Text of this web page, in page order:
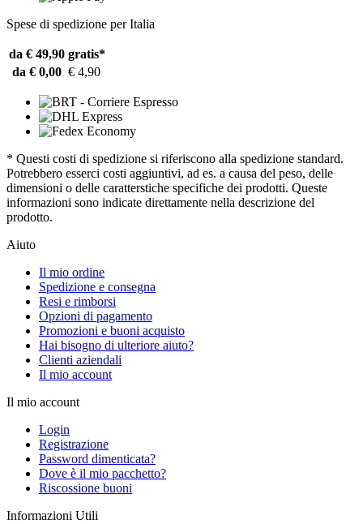
Spese di spedizione per Italia
da € 49,90 gratis*
da € 0,00 € 4,90
* Questi costi di spedizione si riferiscono alla spedizione standard.
Potrebbero esserci costi aggiuntivi, ad es. a causa del peso, delle
dimensioni o delle caratterstiche specifiche dei prodotti. Queste
informazioni sono indicate direttamente nella descrizione del
prodotto.
Aiuto
Il mio ordine
Spedizione e consegna
Resi e rimborsi
Opzioni di pagamento
Promozioni e buoni acquisto
Hai bisogno di ulteriore aiuto?
Clienti aziendali
Il mio account
Il mio account
Login
Registrazione
Password dimenticata?
Dove è il mio pacchetto?
Riscossione buoni
Informazioni Utili